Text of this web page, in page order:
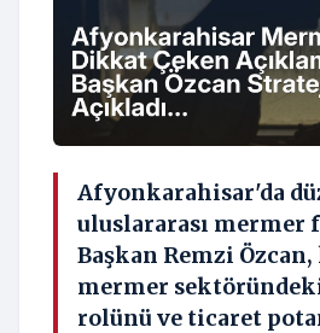
Afyonkarahisar'da
uluslararası mermer
Başkan Remzi
mermer
rolünü ve ticaret